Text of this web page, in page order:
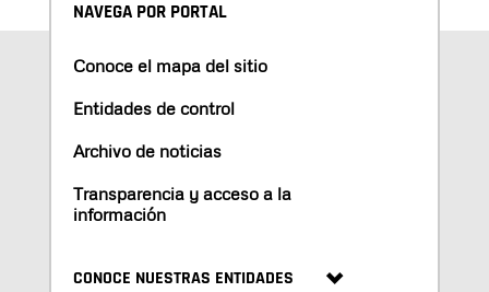
NAVEGA POR PORTAL
Conoce el mapa del sitio
Entidades de control
Archivo de noticias
Transparencia y acceso a la
información
CONOCE NUESTRAS ENTIDADES